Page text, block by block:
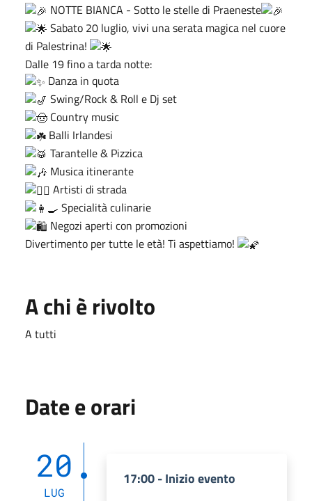
NOTTE BIANCA - Sotto le stelle di Praeneste
Sabato 20 luglio, vivi una serata magica nel cuore
di Palestrina!
Dalle 19 fino a tarda notte:
Danza in quota
Swing/Rock & Roll e Dj set
Country music
Balli Irlandesi
Tarantelle & Pizzica
Musica itinerante
Artisti di strada
Specialità culinarie
Negozi aperti con promozioni
Divertimento per tutte le età! Ti aspettiamo!
A chi è rivolto
A tutti
Date e orari
20
LUG
17:00 - Inizio evento